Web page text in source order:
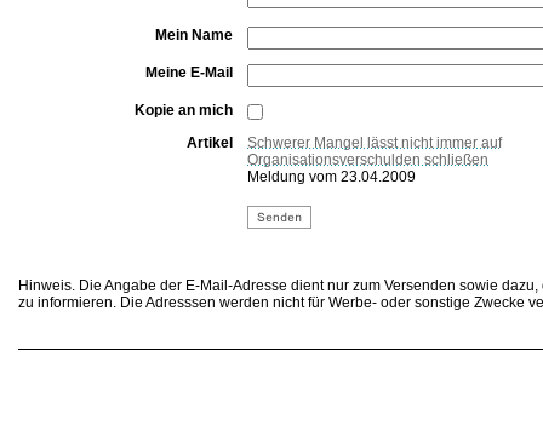
Mein Name
Meine E-Mail
Kopie an mich
Artikel
Schwerer Mangel lässt nicht immer auf
Organisationsverschulden schließen
Meldung vom 23.04.2009
Hinweis. Die Angabe der E-Mail-Adresse dient nur zum Versenden sowie
zu informieren. Die Adresssen werden nicht für Werbe- oder sonstige Zwecke